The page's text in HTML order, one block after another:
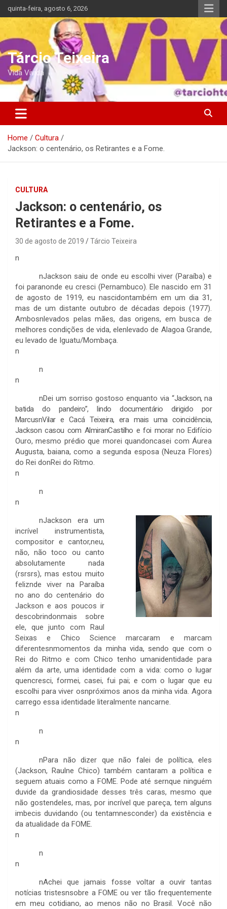
to
quinta-feira, agosto 6, 2026
Tárcio Teixeira
Vida Vivida
Home
Cultura
Jackson: o centenário, os Retirantes e a Fome.
CULTURA
Jackson: o centenário, os
Retirantes e a Fome.
30 de agosto de 2019 Tárcio Teixeira
n
nJackson saiu de onde eu escolhi viver (Paraíba) e
foi paranonde eu cresci (Pernambuco). Ele nascido em 31
de agosto de 1919, eu nascidontambém em um dia 31,
mas de um distante outubro de décadas depois (1977).
Ambosnlevados pelas mães, das origens, em busca de
melhores condições de vida, elenlevado de Alagoa Grande,
eu levado de Iguatu/Mombaça.
n
n
n
nDei um sorriso gostoso enquanto via“Jackson, na
batida do pandeiro”, lindo documentário dirigido por
MarcusnVilar e Cacá Teixeira, era mais uma coincidência,
Jackson casou com AlmiranCastilho e foi morar no Edifício
Ouro, mesmo prédio que morei quandoncasei com Áurea
Augusta, baiana, como a segunda esposa (Neuza Flores)
do Rei donRei do Ritmo.
n
n
n
nJackson era um
incrível instrumentista,
compositor e cantor,neu,
não, não toco ou canto
absolutamente nada
(rsrsrs), mas estou muito
feliznde viver na Paraíba
no ano do centenário do
Jackson e aos poucos ir
descobrindonmais sobre
ele, que junto com Raul
Seixas e Chico Science marcaram e marcam
diferentesnmomentos da minha vida, sendo que com o
Rei do Ritmo e com Chico tenho umanidentidade para
além da arte, uma identidade com a vida: como o lugar
quencresci, formei, casei, fui pai; e com o lugar que eu
escolhi para viver osnpróximos anos da minha vida. Agora
carrego essa identidade literalmente nancarne.
n
n
n
nPara não dizer que não falei de política, eles
(Jackson, Raulne Chico) também cantaram a política e
seguem atuais como a FOME. Pode até sernque ninguém
duvide da grandiosidade desses três caras, mesmo que
não gostendeles, mas, por incrível que pareça, tem alguns
imbecis duvidando (ou tentamnesconder) da existência e
da atualidade da FOME.
n
n
n
nAchei que jamais fosse voltar a ouvir tantas
notícias tristesnsobre a FOME ou ver tão frequentemente
em meu cotidiano, ao menos não no Brasil. Você não